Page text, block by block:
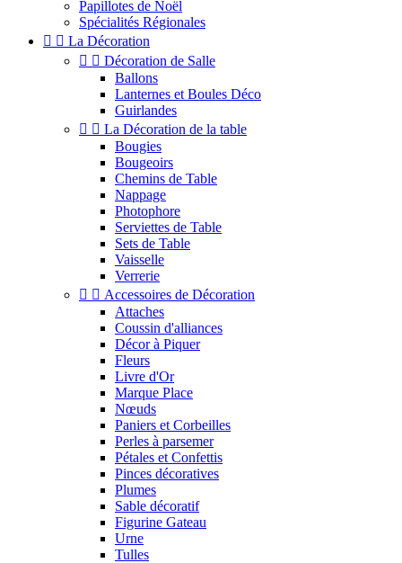
Papillotes de Noël
Spécialités Régionales
  La Décoration
  Décoration de Salle
Ballons
Lanternes et Boules Déco
Guirlandes
  La Décoration de la table
Bougies
Bougeoirs
Chemins de Table
Nappage
Photophore
Serviettes de Table
Sets de Table
Vaisselle
Verrerie
  Accessoires de Décoration
Attaches
Coussin d'alliances
Décor à Piquer
Fleurs
Livre d'Or
Marque Place
Nœuds
Paniers et Corbeilles
Perles à parsemer
Pétales et Confettis
Pinces décoratives
Plumes
Sable décoratif
Figurine Gateau
Urne
Tulles